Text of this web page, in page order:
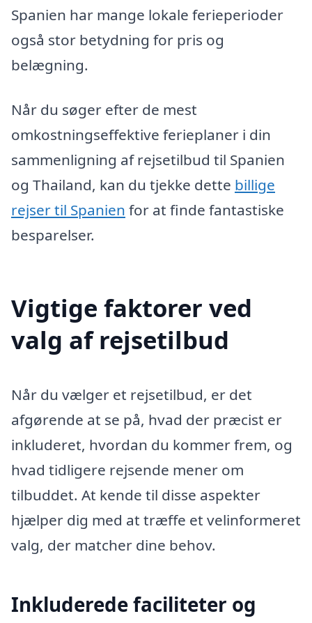
Spanien har mange lokale ferieperioder
også stor betydning for pris og
belægning.
Når du søger efter de mest
omkostningseffektive ferieplaner i din
sammenligning af rejsetilbud til Spanien
og Thailand, kan du tjekke dette billige
rejser til Spanien for at finde fantastiske
besparelser.
Vigtige faktorer ved
valg af rejsetilbud
Når du vælger et rejsetilbud, er det
afgørende at se på, hvad der præcist er
inkluderet, hvordan du kommer frem, og
hvad tidligere rejsende mener om
tilbuddet. At kende til disse aspekter
hjælper dig med at træffe et velinformeret
valg, der matcher dine behov.
Inkluderede faciliteter og